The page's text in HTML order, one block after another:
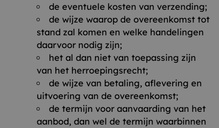
de eventuele kosten van verzending;
de wijze waarop de overeenkomst tot
stand zal komen en welke handelingen
daarvoor nodig zijn;
het al dan niet van toepassing zijn
van het herroepingsrecht;
de wijze van betaling, aflevering en
uitvoering van de overeenkomst;
de termijn voor aanvaarding van het
aanbod, dan wel de termijn waarbinnen